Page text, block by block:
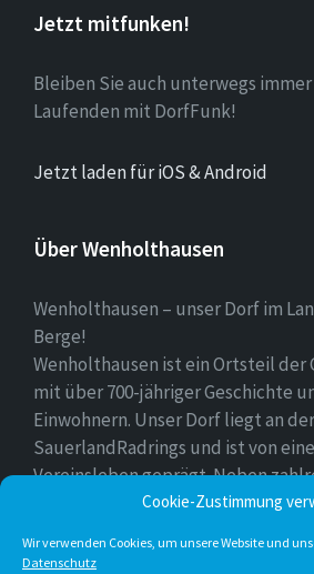
Cookie-Zustimmung
Wir verwenden Cookies, um unsere Website und
Datenschutz
Jetzt mitfunken!
Bleiben Sie auch unterwegs
Laufenden mit DorfFunk!
Jetzt laden für iOS & Android
Über Wenholthausen
Wenholthausen – unser Dorf im
Berge!
Wenholthausen ist ein Ortsteil der
mit über 700-jähriger Geschichte
Einwohnern. Unser Dorf liegt an
SauerlandRadrings und ist von
Vereinsleben geprägt. Neben
Freizeitmöglichkeiten ist unser Ort